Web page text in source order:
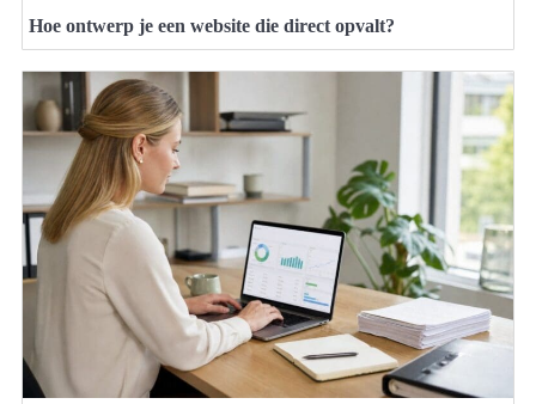
Hoe ontwerp je een website die direct opvalt?